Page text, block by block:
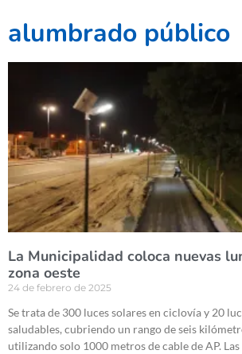
alumbrado público
La Municipalidad coloca nuevas
zona oeste
24 de febrero de 2025
Se trata de 300 luces solares en ciclovía y 20
saludables, cubriendo un rango de seis
utilizando solo 1000 metros de cable de AP. Las